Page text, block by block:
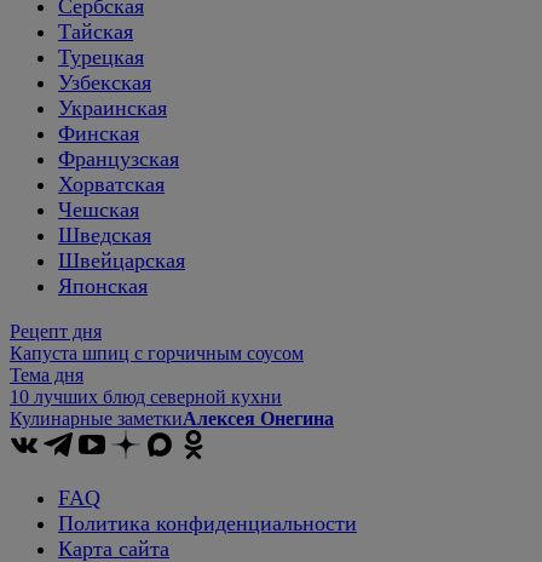
Сербская
Тайская
Турецкая
Узбекская
Украинская
Финская
Французская
Хорватская
Чешская
Шведская
Швейцарская
Японская
Рецепт дня
Капуста шпиц с горчичным соусом
Тема дня
10 лучших блюд северной кухни
Кулинарные заметкиАлексея Онегина
FAQ
Политика конфиденциальности
Карта сайта